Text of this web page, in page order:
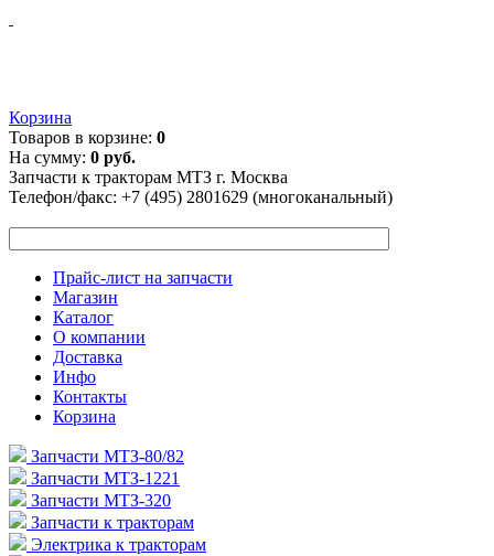
Корзина
Товаров в корзине: 0
На сумму: 0 руб.
Запчасти к тракторам МТЗ г. Москва
Телефон/факс: +7 (495) 2801629 (многоканальный)
Прайс-лист на запчасти
Магазин
Каталог
О компании
Доставка
Инфо
Контакты
Корзина
Запчасти МТЗ-80/82
Запчасти МТЗ-1221
Запчасти МТЗ-320
Запчасти к тракторам
Электрика к тракторам